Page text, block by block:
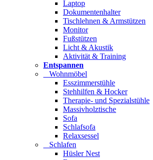
Laptop
Dokumentenhalter
Tischlehnen & Armstützen
Monitor
Fußstützen
Licht & Akustik
Aktivität & Training
Entspannen
Wohnmöbel
Esszimmerstühle
Stehhilfen & Hocker
Therapie- und Spezialstühle
Massivholztische
Sofa
Schlafsofa
Relaxsessel
Schlafen
Hüsler Nest